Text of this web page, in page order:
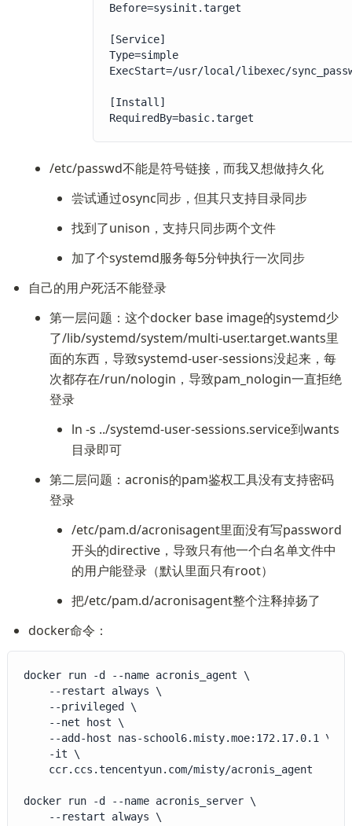
Before=sysinit.target
[Service]
Type=simple
ExecStart=/usr/local/libexec/
[Install]
RequiredBy=basic.target
/etc/passwd不能是符号链接，而我又想做持久化
尝试通过osync同步，但其只支持目录同步
找到了unison，支持只同步两个文件
加了个systemd服务每5分钟执行一次同步
自己的用户死活不能登录
第一层问题：这个docker base image的systemd少
了/lib/systemd/system/multi-user.target.wants里
面的东西，导致systemd-user-sessions没起来，每
次都存在/run/nologin，导致pam_nologin一直拒绝
登录
ln -s ../systemd-user-sessions.service到wants
目录即可
第二层问题：acronis的pam鉴权工具没有支持密码
登录
/etc/pam.d/acronisagent里面没有写password
开头的directive，导致只有他一个白名单文件中
的用户能登录（默认里面只有root）
把/etc/pam.d/acronisagent整个注释掉扬了
docker命令：
docker run -d --name acronis_agent \
docker run -d --name acronis_server \